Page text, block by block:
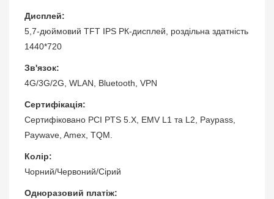
Дисплей:
5,7-дюймовий TFT IPS РК-дисплей, роздільна здатність
1440*720
Зв'язок:
4G/3G/2G, WLAN, Bluetooth, VPN
Сертифікація:
Сертифіковано PCI PTS 5.X, EMV L1 та L2, Paypass,
Paywave, Amex, TQM.
Колір:
Чорний/Червоний/Сірий
Одноразовий платіж: